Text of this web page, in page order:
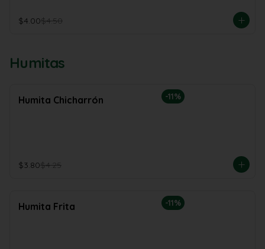
$4.00$4.50
Humitas
-11%
Humita Chicharrón
$3.80$4.25
-11%
Humita Frita